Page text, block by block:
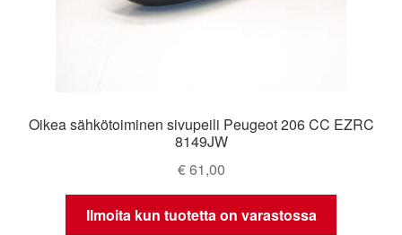
Oikea sähkötoiminen sivupeili Peugeot 206 CC EZRC
8149JW
€61,00
Ilmoita kun tuotetta on varastossa